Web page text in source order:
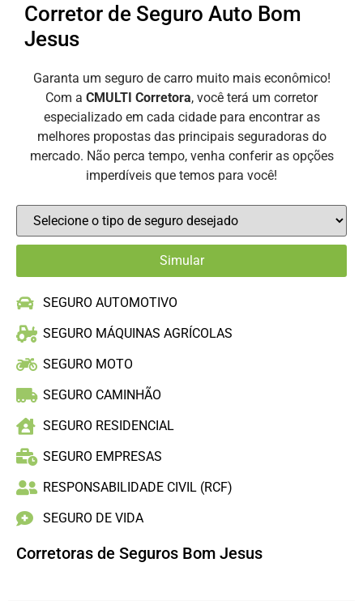
Corretor de Seguro Auto Bom
Jesus
Garanta um seguro de carro muito mais econômico!
Com a CMULTI Corretora, você terá um corretor
especializado em cada cidade para encontrar as
melhores propostas das principais seguradoras do
mercado. Não perca tempo, venha conferir as opções
imperdíveis que temos para você!
SEGURO AUTOMOTIVO
SEGURO MÁQUINAS AGRÍCOLAS
SEGURO MOTO
SEGURO CAMINHÃO
SEGURO RESIDENCIAL
SEGURO EMPRESAS
RESPONSABILIDADE CIVIL (RCF)
SEGURO DE VIDA
Corretoras de Seguros Bom Jesus